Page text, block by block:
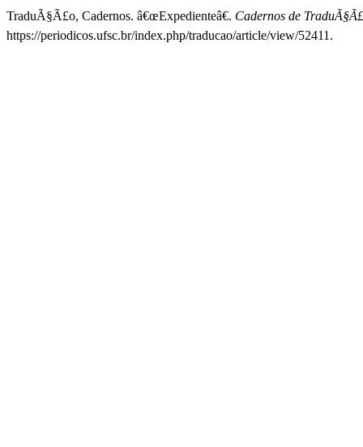
TraduÃ§Ã£o, Cadernos. â€œExpedienteâ€. Cadernos de
https://periodicos.ufsc.br/index.php/traducao/article/view/52411.